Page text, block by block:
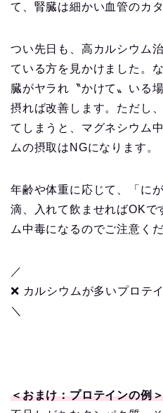
て、腎臓は細かい血管のカ
つい先日も、高カルシウム
ている方を見かけました。
臓がヤラれ〝かけて〟いる
摂れば改善します。ただし
てしまうと、マグネシウム
ムの摂取はNGになります。
年齢や体重に応じて、「に
滴、入れて飲ませればOKで
ム中毒になるのでご注意くだ
／
❌ カルシウムが多いプロテ
＼
＜おまけ：プロテインの例＞